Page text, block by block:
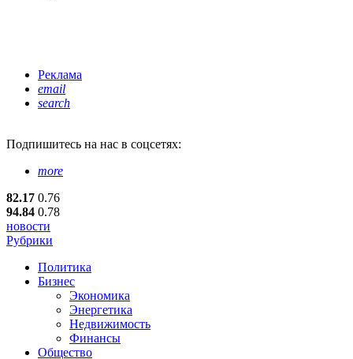
Реклама
email
search
Подпишитесь на нас в соцсетях:
more
82.17 0.76
94.84 0.78
новости
Рубрики
Политика
Бизнес
Экономика
Энергетика
Недвижимость
Финансы
Общество